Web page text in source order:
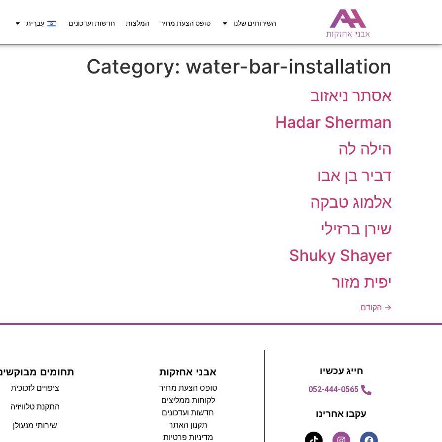
השירותים שלנו טופס הצעת מחיר המלצות חדשות ועדכונים עִבְרִית
Category: water-bar-installation
אסתר ניאזוב
Hadar Sherman
הילה לה
דביר בן אבו
אלמוג טבקה
שירן ברזילי
Shuky Shayer
יפית מזור
→ הקודם
חייג עכשיו
052-444-0565
עקבו אחרינו
אבני אחזקות
טופס הצעת מחיר
לקוחות ממליצים
חדשות ועדכונים
תקנון האתר
מדיניות פרטיות
תחומים
ציפויים לזכוכית
התקנת טלוויזיה
שירותי מנעולן